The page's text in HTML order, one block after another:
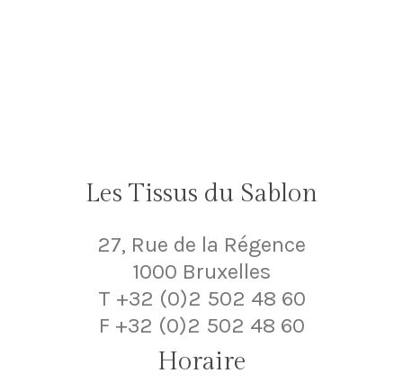
Les Tissus du Sablon
27, Rue de la Régence
1000 Bruxelles
T +32 (0)2 502 48 60
F +32 (0)2 502 48 60
Horaire